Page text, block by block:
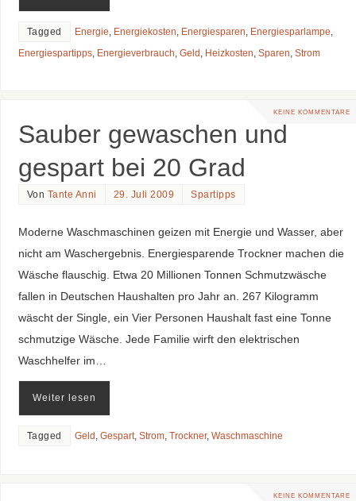
Tagged Energie Energiekosten Energiesparen Energiesparlampe
Energiespartipps, Energieverbrauch Geld Heizkosten Sparen Strom
KEINE KOMMENTARE
Sauber gewaschen und
gespart bei 20 Grad
Von Tante Anni 29. Juli 2009 Spartipps
Moderne Waschmaschinen geizen mit Energie und Wasser, aber
nicht am Waschergebnis. Energiesparende Trockner machen die
Wäsche flauschig. Etwa 20 Millionen Tonnen Schmutzwäsche
fallen in Deutschen Haushalten pro Jahr an. 267 Kilogramm
wäscht der Single, ein Vier Personen Haushalt fast eine Tonne
schmutzige Wäsche. Jede Familie wirft den elektrischen
Waschhelfer im…
Weiter lesen
Tagged Geld , Gespart, Strom, Trockner, Waschmaschine
KEINE KOMMENTARE